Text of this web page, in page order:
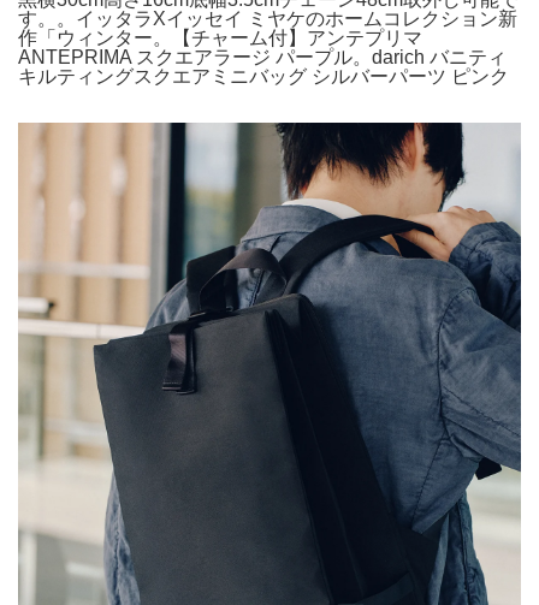
す。。イッタラXイッセイ ミヤケのホームコレクション新
作「ウィンター。【チャーム付】アンテプリマ
ANTEPRIMA スクエアラージ パープル。darich バニティ
キルティングスクエアミニバッグ シルバーパーツ ピンク